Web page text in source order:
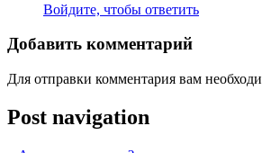
Войдите, чтобы ответить
Добавить комментарий
Для отправки комментария вам
Post navigation